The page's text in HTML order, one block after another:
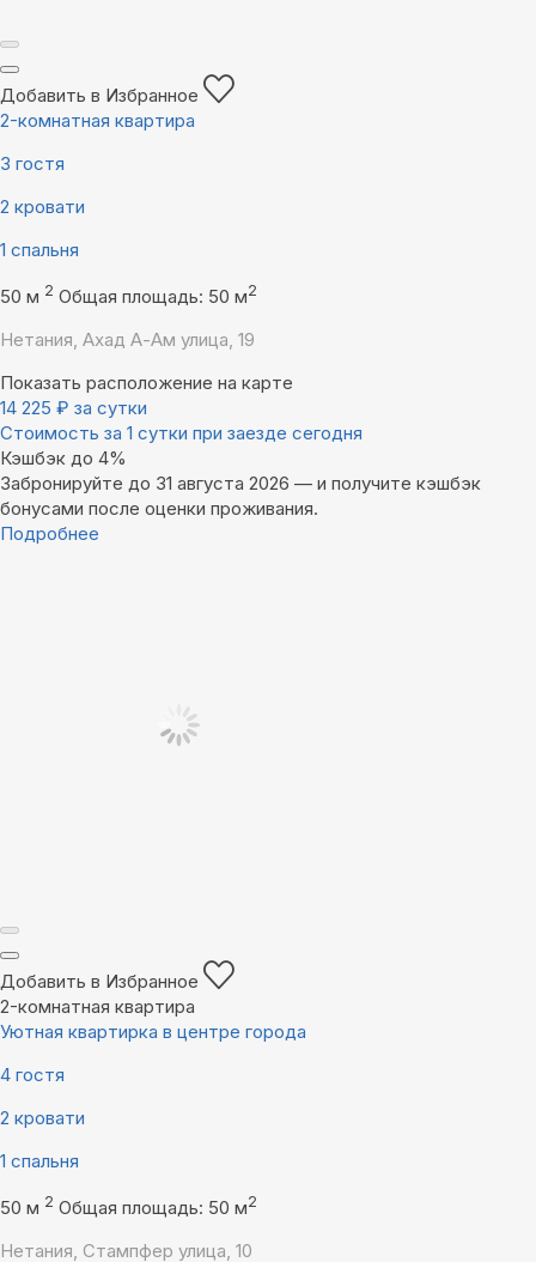
Добавить в Избранное
2-комнатная квартира
3 гостя
2 кровати
1 спальня
50 м 2 Общая площадь: 50 м2
Нетания, Ахад А-Ам улица, 19
Показать расположение на карте
14 225 ₽ за сутки
Стоимость за 1 сутки при заезде сегодня
Кэшбэк до 4%
Забронируйте до 31 августа 2026 — и получите кэшбэк
бонусами после оценки проживания.
Подробнее
Добавить в Избранное
2-комнатная квартира
Уютная квартирка в центре города
4 гостя
2 кровати
1 спальня
50 м 2 Общая площадь: 50 м2
Нетания, Стампфер улица, 10